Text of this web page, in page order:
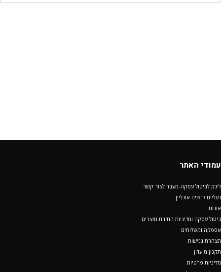
עמודי האתר
לינק לביטול עסקה-מעבר לצור קשר
נעליים לנשים אונליין
אודות
ביטול עסקה ומדיניות החזרת מוצרים
אספקה ומשלוחים
הצהרת נגישות
תקנון מועדון
מדיניות פרטיות